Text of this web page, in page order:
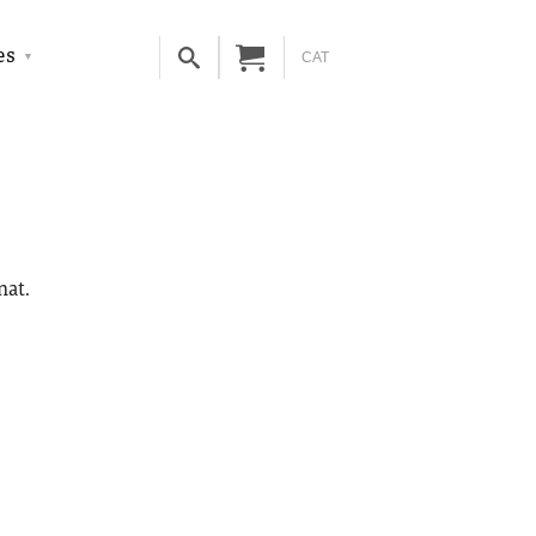
CAT